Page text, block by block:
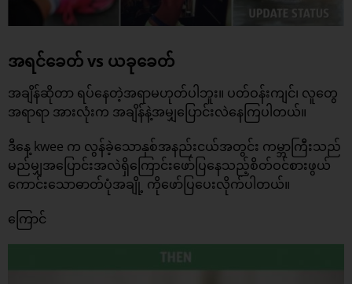
အရင်ခေတ် vs ယခုခေတ်
အချိန်ဆိုတာ ရပ်နေတဲ့အရာမဟုတ်ပါဘူး။ ပတ်ဝန်းကျင်၊ လူတွေ
အရာရာ အားလုံးက အချိန်နဲ့အမျှပြောင်းလဲနေကြပါတယ်။
ဒီနေ့ kwee က လွန်ခဲ့သောနှစ်အနည်းငယ်အတွင်း ကမ္ဘာကြီးသည်
မည်မျှအပြောင်းအလဲရှိကြောင်းဖော်ပြနေသည့်စိတ်ဝင်စားဖွယ်
ကောင်းသောဓာတ်ပုံအချို့ ကိုဖော်ပြပေးလိုက်ပါတယ်။
ကြောင်